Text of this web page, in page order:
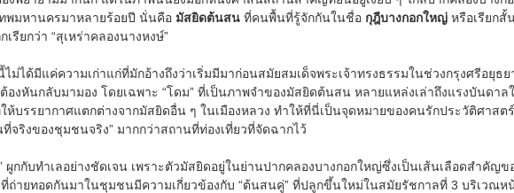
พมหานครมาหลายร้อยปี นั่นคือ มัสยิดต้นสนที่คนพื้นที่รู้จักกันในชื่อ กุฎีบางกอกใหญ่หรือเรียกสั้
รียกว่า “สุเหร่าคลองนางหงษ์”
ม่ได้มีแค่ความเก่าแก่ที่มักอ้างถึงว่าเริ่มมีมาก่อนสมัยสมเด็จพระเจ้าทรงธรรมในช่วงกรุงศรีอยุธ
งหันกลับมามอง โดยเฉพาะ “โดม” ที่เป็นภาพจำของมัสยิดต้นสน หลายแหล่งเล่าถึงแรงบันดาล
บรรยากาศแตกต่างจากมัสยิดอื่น ๆ ในเมืองหลวง ทำให้ที่นี่เป็นจุดหมายของคนรักประวัติศาส
จริงของชุมชนจริง” มากกว่าสถานที่ท่องเที่ยวที่จัดฉากไว้
ผูกกับทำเลอย่างชัดเจน เพราะตัวมัสยิดอยู่ในย่านปากคลองบางกอกใหญ่ซึ่งเป็นเส้นเลือดสำคัญ
ที่ถ่ายทอดกันมาในชุมชนมีความเกี่ยวข้องกับ “ต้นสนคู่” ที่ปลูกขึ้นใหม่ในสมัยรัชกาลที่ 3 บริเวณห